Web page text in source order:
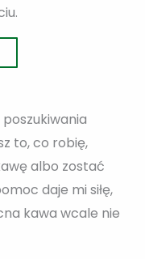
to, co robię,
albo zostać
daje mi siłę,
kawa wcale nie